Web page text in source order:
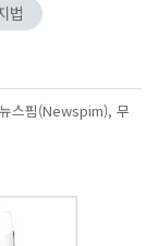
법
스핌(Newspim), 무